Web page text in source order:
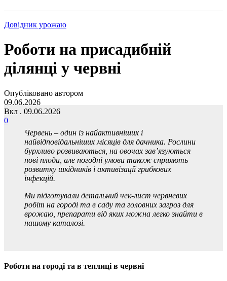
Довідник урожаю
Роботи на присадибній
ділянці у червні
Опубліковано автором
09.06.2026
Вкл . 09.06.2026
0
Червень – один із найактивніших і
найвідповідальніших місяців для дачника. Рослини
бурхливо розвиваються, на овочах зав’язуються
нові плоди, але погодні умови також сприяють
розвитку шкідників і активізації грибкових
інфекцій.
Ми підготували детальний чек-лист червневих
робіт на городі та в саду та головних загроз для
врожаю, препарати від яких можна легко знайти в
нашому каталозі.
Роботи на городі та в теплиці в червні